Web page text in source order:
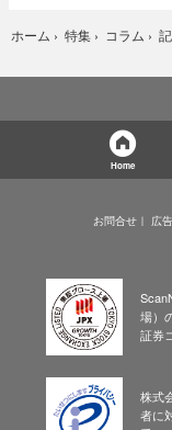
ホーム › 特集 › コラム ›
Home
お問合せ 広
場）
証券
株式
者に